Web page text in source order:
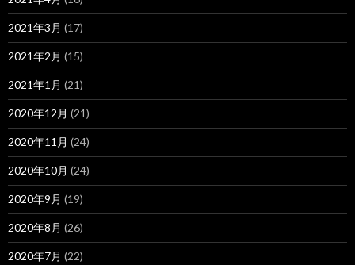
2021年3月 (17)
2021年2月 (15)
2021年1月 (21)
2020年12月 (21)
2020年11月 (24)
2020年10月 (24)
2020年9月 (19)
2020年8月 (26)
2020年7月 (22)